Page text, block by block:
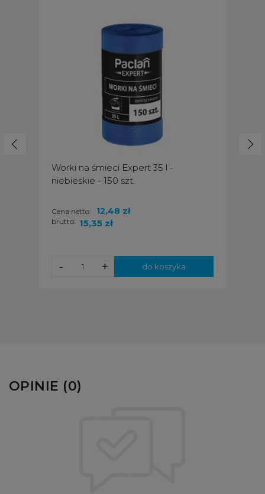
Worki na śmieci Expert 35 l -
niebieskie - 150 szt.
brutto: 15,35 zł
Cena netto: 12,48 zł
+
- do koszyka
OPINIE (0)